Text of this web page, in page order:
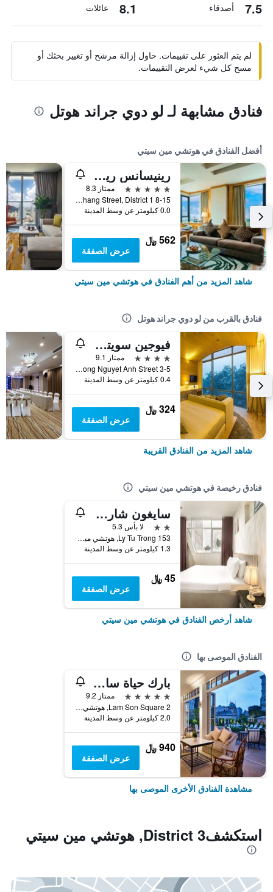
7.5 أصدقاء 8.1 عائلات
لم يتم العثور على تقييمات. حاول إزالة مرشح أو تغيير بحثك أو
مسح كل شيء لعرض التقييمات.
فنادق مشابهة لـ لو دوي جراند هوتل
أفضل الفنادق في هوتشي مين سيتي
رينيسانس ريفرسايد هوتل سايجون
5 نجوم
ممتاز 8.3
8-15 Ton Duc Thang Street, District 1, هوتشي مين سيتي, فيتنام
0.0 كيلومتر عن وسط المدينة
562 ﷼
عرض الصفقة
شاهد المزيد من أهم الفنادق في هوتشي مين سيتي
فنادق بالقرب من لو دوي جراند هوتل
فيوجين سويتس سايغون
4 نجوم
ممتاز 9.1
3-5 Suong Nguyet Anh Street, هوتشي مين سيتي, فيتنام
0.4 كيلومتر عن وسط المدينة
324 ﷼
عرض الصفقة
شاهد المزيد من الفنادق القريبة
فنادق رخيصة في هوتشي مين سيتي
سايغون شارم هوتل
2 نجمتين
لا بأس 5.3
153 Ly Tu Trong, هوتشي مين سيتي, فيتنام
1.3 كيلومتر عن وسط المدينة
45 ﷼
عرض الصفقة
شاهد أرخص الفنادق في هوتشي مين سيتي
الفنادق الموصى بها
بارك حياة سايجون
5 نجوم
ممتاز 9.2
2 Lam Son Square, هوتشي مين سيتي, فيتنام
2.0 كيلومتر عن وسط المدينة
940 ﷼
عرض الصفقة
مشاهدة الفنادق الأخرى الموصى بها
استكشفDistrict 3, هوتشي مين سيتي